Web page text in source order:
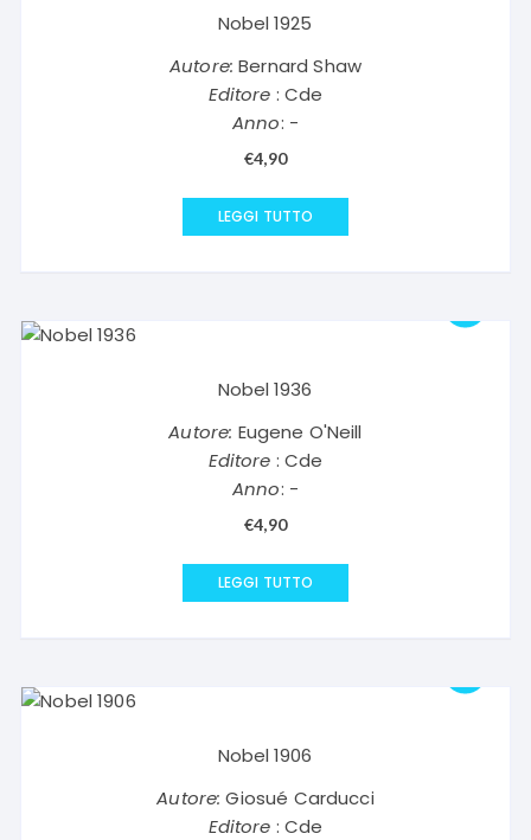
Nobel 1925
Autore: Bernard Shaw
Editore : Cde
Anno: -
€4,90
LEGGI TUTTO
Nobel 1936
Autore: Eugene O'Neill
Editore : Cde
Anno: -
€4,90
LEGGI TUTTO
Nobel 1906
Autore: Giosué Carducci
Editore : Cde